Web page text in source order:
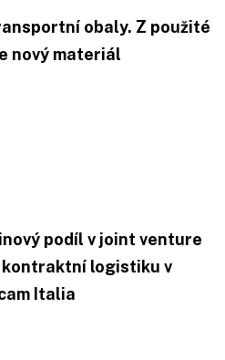
obaly. Z použité
nový materiál
podíl v joint venture
kontraktní logistiku v
Italia